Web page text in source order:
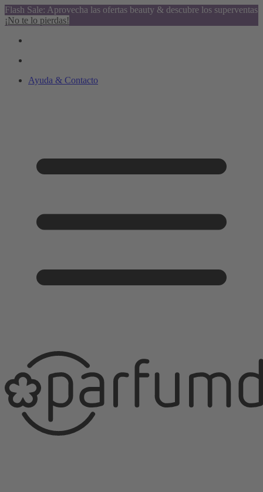
Flash Sale: Aprovecha las ofertas beauty & descubre los superventas
¡No te lo pierdas!
Ayuda & Contacto